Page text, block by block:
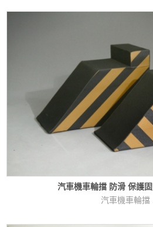
汽車機車輪擋 防滑 保護
汽車機車輪擋